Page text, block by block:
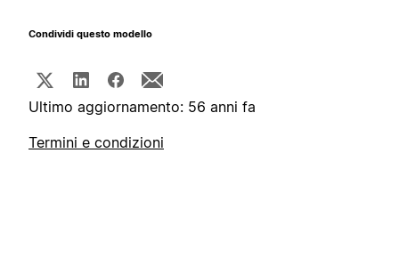
Condividi questo modello
Ultimo aggiornamento: 56 anni fa
Termini e condizioni